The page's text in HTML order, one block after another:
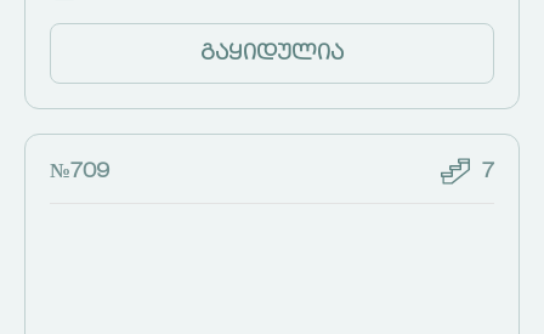
გაყიდულია
№709 7